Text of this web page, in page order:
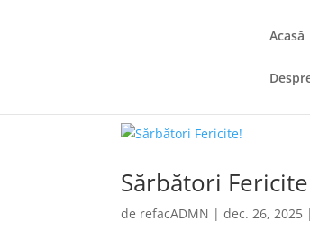
Acasă
Sărbători
de refacADMN |dec. 26, 2025